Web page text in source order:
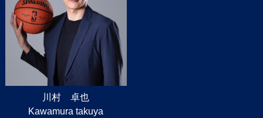
川村 卓也
Kawamura takuya